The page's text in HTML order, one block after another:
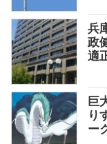
兵
政
適
巨
り
ー